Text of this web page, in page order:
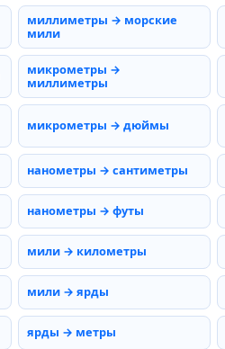
миллиметры → морские
мили
микрометры →
миллиметры
микрометры → дюймы
нанометры → сантиметры
нанометры → футы
мили → километры
мили → ярды
ярды → метры